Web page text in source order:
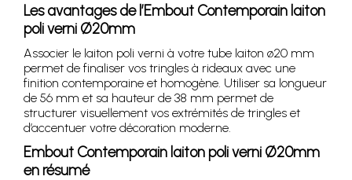
Les avantages de l’Embout Contemporain laiton
poli verni Ø20mm
Associer le laiton poli verni à votre tube laiton ø20 mm
permet de finaliser vos tringles à rideaux avec une
finition contemporaine et homogène. Utiliser sa longueur
de 56 mm et sa hauteur de 38 mm permet de
structurer visuellement vos extrémités de tringles et
d’accentuer votre décoration moderne.
Embout Contemporain laiton poli verni Ø20mm
en résumé